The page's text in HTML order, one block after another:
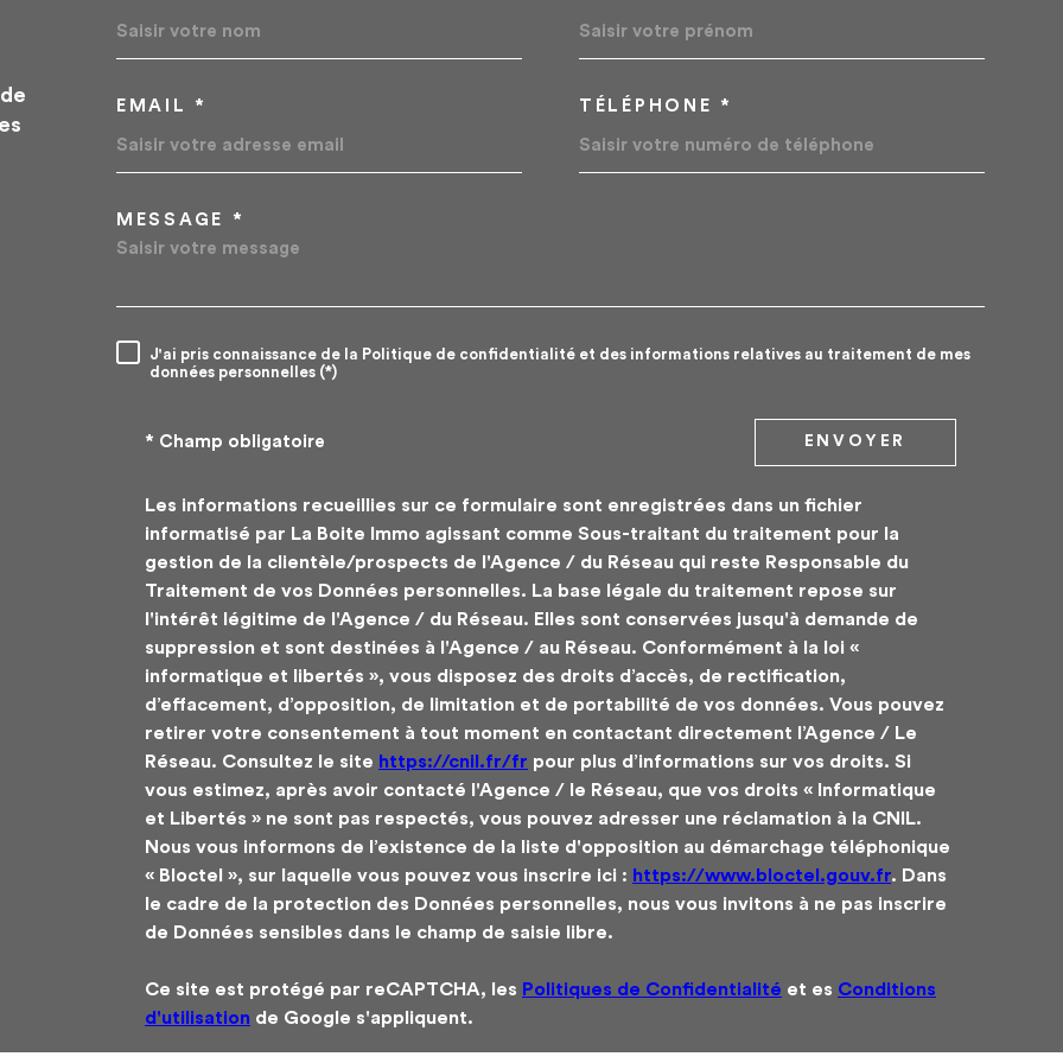
EMAIL * TÉLÉPHONE *
TRAD_MELTEM_VOREDEMANDE
MESSAGE *
RÈGLEMENTATION
J'ai pris connaissance de la Politique de confidentialité et des informations relatives au traitement de mes
données personnelles (*)
* Champ obligatoire ENVOYER
Les informations recueillies sur ce formulaire sont enregistrées dans un fichier
informatisé par La Boite Immo agissant comme Sous-traitant du traitement pour la
gestion de la clientèle/prospects de l'Agence / du Réseau qui reste Responsable du
Traitement de vos Données personnelles. La base légale du traitement repose sur
l'intérêt légitime de l'Agence / du Réseau. Elles sont conservées jusqu'à demande de
suppression et sont destinées à l'Agence / au Réseau. Conformément à la loi «
informatique et libertés », vous disposez des droits d’accès, de rectification,
d’effacement, d’opposition, de limitation et de portabilité de vos données. Vous pouvez
retirer votre consentement à tout moment en contactant directement l’Agence / Le
Réseau. Consultez le site https://cnil.fr/fr pour plus d’informations sur vos droits. Si
vous estimez, après avoir contacté l'Agence / le Réseau, que vos droits « Informatique
et Libertés » ne sont pas respectés, vous pouvez adresser une réclamation à la CNIL.
Nous vous informons de l’existence de la liste d'opposition au démarchage téléphonique
« Bloctel », sur laquelle vous pouvez vous inscrire ici : https://www.bloctel.gouv.fr. Dans
le cadre de la protection des Données personnelles, nous vous invitons à ne pas inscrire
de Données sensibles dans le champ de saisie libre.
Ce site est protégé par reCAPTCHA, les Politiques de Confidentialité et es Conditions
d'utilisation de Google s'appliquent.